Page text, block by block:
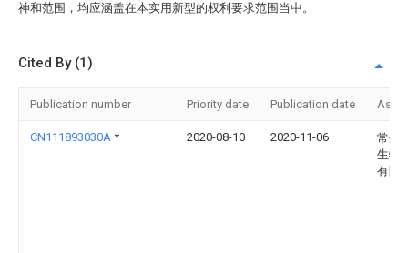
神和范围，均应涵盖在本实用新型的权利要求范围当中。
Cited By (1)
Publication number Priority date Publication date
CN111893030A * 2020-08-10 2020-11-06
常州
生物
有限